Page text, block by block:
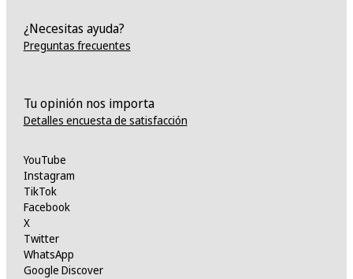
¿Necesitas ayuda?
Preguntas frecuentes
Tu opinión nos importa
Detalles encuesta de satisfacción
YouTube
Instagram
TikTok
Facebook
X
Twitter
WhatsApp
Google Discover